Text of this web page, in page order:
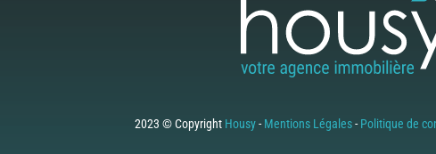
2023 © Copyright Housy-Mentions Légales-Politique de